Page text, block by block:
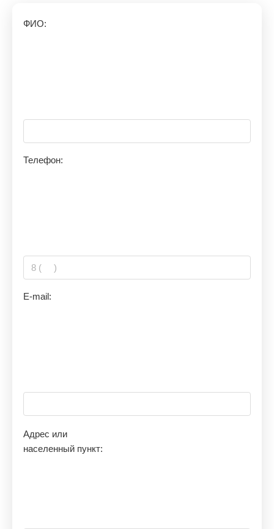
ФИО:
Телефон:
E-mail:
Адрес или
населенный пункт: